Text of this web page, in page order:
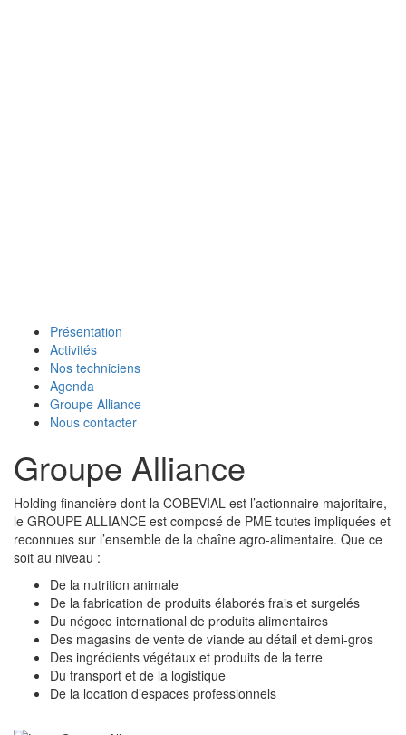
Présentation
Activités
Nos techniciens
Agenda
Groupe Alliance
Nous contacter
Groupe Alliance
Holding financière dont la COBEVIAL est l’actionnaire majoritaire,
le GROUPE ALLIANCE est composé de PME toutes impliquées et
reconnues sur l’ensemble de la chaîne agro-alimentaire. Que ce
soit au niveau :
De la nutrition animale
De la fabrication de produits élaborés frais et surgelés
Du négoce international de produits alimentaires
Des magasins de vente de viande au détail et demi-gros
Des ingrédients végétaux et produits de la terre
Du transport et de la logistique
De la location d’espaces professionnels